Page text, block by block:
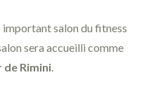
important salon du fitness
salon sera accueilli comme
de Rimini